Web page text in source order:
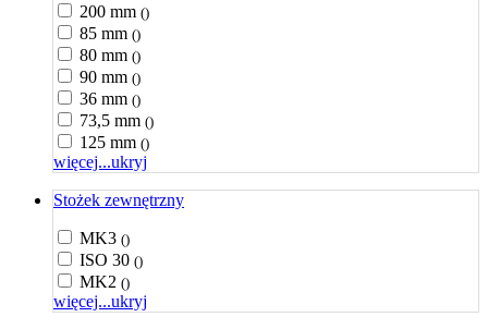
200 mm ()
85 mm ()
80 mm ()
90 mm ()
36 mm ()
73,5 mm ()
125 mm ()
więcej...ukryj
Stożek zewnętrzny
MK3 ()
ISO 30 ()
MK2 ()
więcej...ukryj